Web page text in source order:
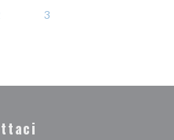
3